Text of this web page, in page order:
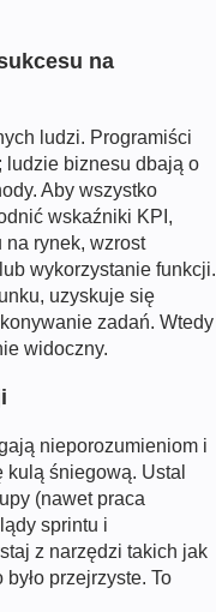
na
ludzi. Programiści
ludzie biznesu dbają o
Aby wszystko
wskaźniki KPI,
rynek, wzrost
wykorzystanie funkcji.
uzyskuje się
zadań. Wtedy
widoczny.
nieporozumieniom i
śniegową. Ustal
(nawet praca
sprintu i
z narzędzi takich jak
przejrzyste. To